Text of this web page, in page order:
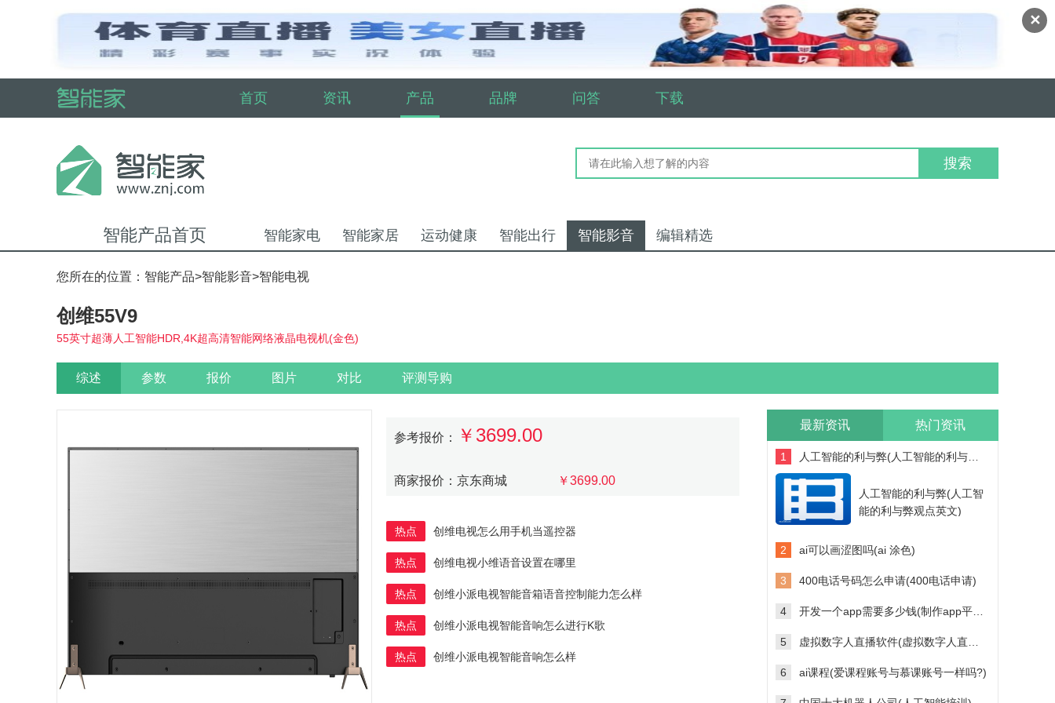
✕
首页 资讯 产品 品牌 问答 下载
搜索
智能产品首页 智能家电 智能家居 运动健康 智能出行 智能影音 编辑精选
您所在的位置： 智能产品>智能影音>智能电视
创维55V9
55英寸超薄人工智能HDR,4K超高清智能网络液晶电视机(金色)
综述 参数 报价 图片 对比 评测导购
参考报价： ￥3699.00
商家报价：京东商城 ￥3699.00
热点 创维电视怎么用手机当遥控器
热点 创维电视小维语音设置在哪里
热点 创维小派电视智能音箱语音控制能力怎么样
热点 创维小派电视智能音响怎么进行K歌
热点 创维小派电视智能音响怎么样
最新资讯 热门资讯
1
人工智能的利与弊(人工智
能的利与弊观点英文)
2 ai可以画涩图吗(ai 涂色)
3 400电话号码怎么申请(400电话申请)
4
5
6 ai课程(爱课程账号与慕课账号一样吗?)